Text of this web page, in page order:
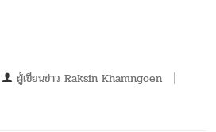
ผู้เขียนข่าว Raksin Khamngoen